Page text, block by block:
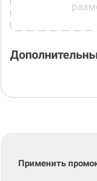
Применить